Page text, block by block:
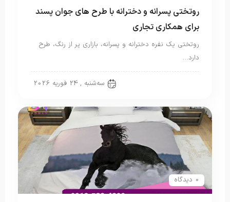
روتختی پسرانه و دخترانه با طرح های جوان پسند
برای همکاری تجاری
روتختی یک نفره دخترانه و پسرانه، بازاری پر از رنگ، طرح
دارد…
سه‌شنبه , 24 فوریه 2026
0 دیدگاه